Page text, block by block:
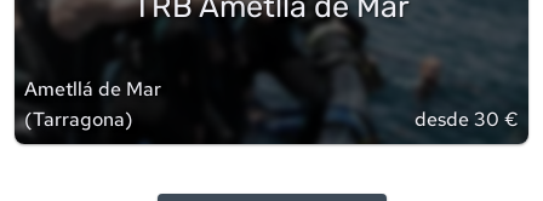
Ametllá de Mar
(Tarragona) desde 30 €